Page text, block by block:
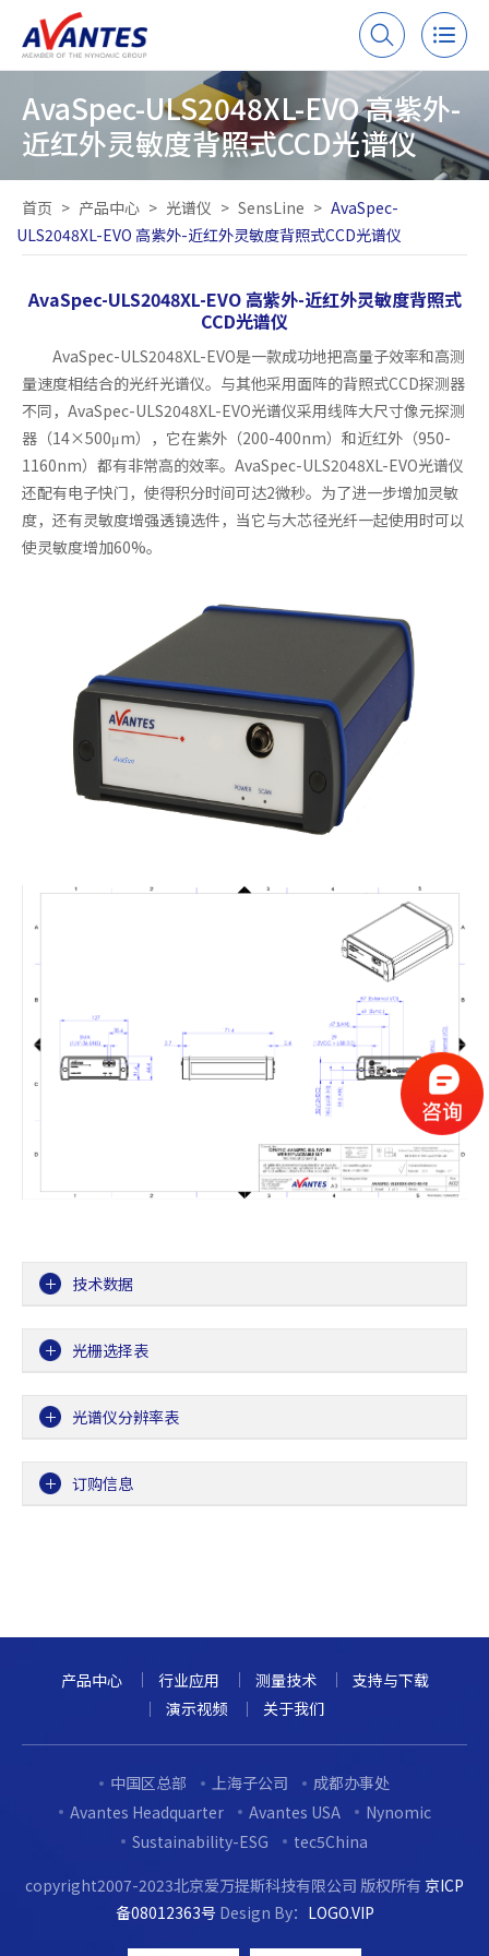
AvaSpec-ULS2048XL-EVO 高紫外-
近红外灵敏度背照式CCD光谱仪
首页 > 产品中心 > 光谱仪 > SensLine > AvaSpec-
ULS2048XL-EVO 高紫外-近红外灵敏度背照式CCD光谱仪
AvaSpec-ULS2048XL-EVO 高紫外-近红外灵敏度背照式
CCD光谱仪
AvaSpec-ULS2048XL-EVO是一款成功地把高量子效率和高测
量速度相结合的光纤光谱仪。与其他采用面阵的背照式CCD探测器
不同，AvaSpec-ULS2048XL-EVO光谱仪采用线阵大尺寸像元探测
器（14×500μm），它在紫外（200-400nm）和近红外（950-
1160nm）都有非常高的效率。AvaSpec-ULS2048XL-EVO光谱仪
还配有电子快门，使得积分时间可达2微秒。为了进一步增加灵敏
度，还有灵敏度增强透镜选件，当它与大芯径光纤一起使用时可以
使灵敏度增加60%。
技术数据
光栅选择表
光谱仪分辨率表
订购信息
产品中心 行业应用 测量技术
支持与下载
演示视频
关于我们
中国区总部 上海子公司
成都办事处
Avantes Headquarter
Avantes USA
Nynomic
Sustainability-ESG
tec5China
copyright2007-2023北京爱万提斯科技有限公司 版权所有 京ICP
备08012363号 Design By： LOGO.VIP